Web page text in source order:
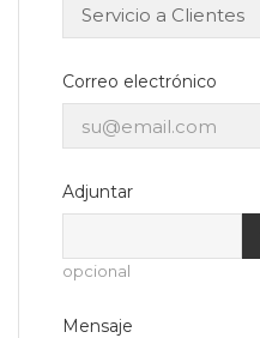
Correo electrónico
Adjuntar
opcional
Mensaje